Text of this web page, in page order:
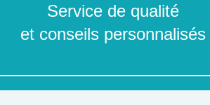
Service de qualité
et conseils personnalisés